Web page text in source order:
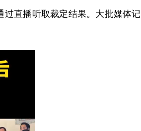
直播听取裁定结果。大批媒体